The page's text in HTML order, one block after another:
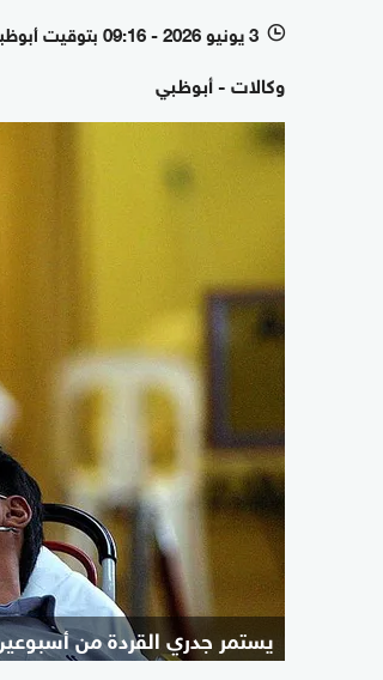
l 3 يونيو 2026 - 09:16 بتوقيت أبوظبي
وكالات - أبوظبي
يستمر جدري القردة من